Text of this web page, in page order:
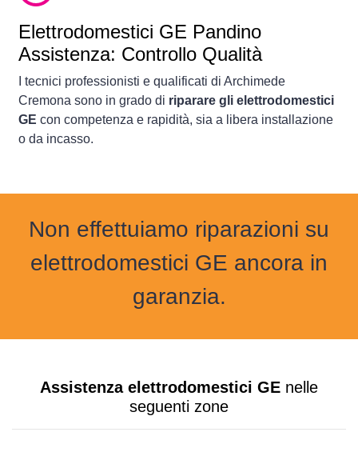
Elettrodomestici GE Pandino
Assistenza: Controllo Qualità
I tecnici professionisti e qualificati di Archimede
Cremona sono in grado di riparare gli elettrodomestici
GE con competenza e rapidità, sia a libera installazione
o da incasso.
Non effettuiamo riparazioni su
elettrodomestici GE ancora in
garanzia.
Assistenza elettrodomestici GE nelle
seguenti zone